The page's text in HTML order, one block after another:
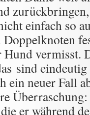
einfach so
vermisst.
sind eindeutig
ein neuer Fall
er während